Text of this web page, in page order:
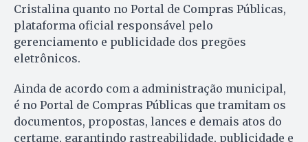
Cristalina quanto no Portal de Compras Públicas,
plataforma oficial responsável pelo
gerenciamento e publicidade dos pregões
eletrônicos.
Ainda de acordo com a administração municipal,
é no Portal de Compras Públicas que tramitam os
documentos, propostas, lances e demais atos do
certame, garantindo rastreabilidade, publicidade e